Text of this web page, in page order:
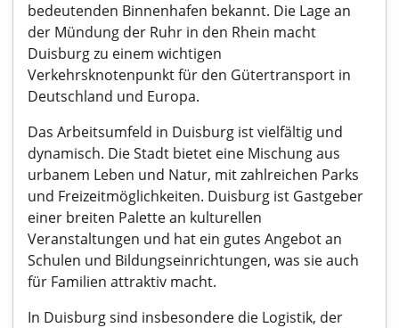
bedeutenden Binnenhafen bekannt. Die Lage an
der Mündung der Ruhr in den Rhein macht
Duisburg zu einem wichtigen
Verkehrsknotenpunkt für den Gütertransport in
Deutschland und Europa.
Das Arbeitsumfeld in Duisburg ist vielfältig und
dynamisch. Die Stadt bietet eine Mischung aus
urbanem Leben und Natur, mit zahlreichen Parks
und Freizeitmöglichkeiten. Duisburg ist Gastgeber
einer breiten Palette an kulturellen
Veranstaltungen und hat ein gutes Angebot an
Schulen und Bildungseinrichtungen, was sie auch
für Familien attraktiv macht.
In Duisburg sind insbesondere die Logistik, der